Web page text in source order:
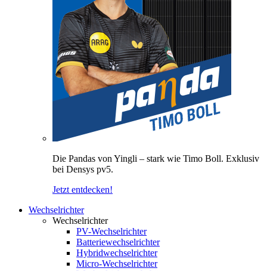
Die Pandas von Yingli – stark wie Timo Boll. Exklusiv
bei Densys pv5.
Jetzt entdecken!
Wechselrichter
Wechselrichter
PV-Wechselrichter
Batteriewechselrichter
Hybridwechselrichter
Micro-Wechselrichter